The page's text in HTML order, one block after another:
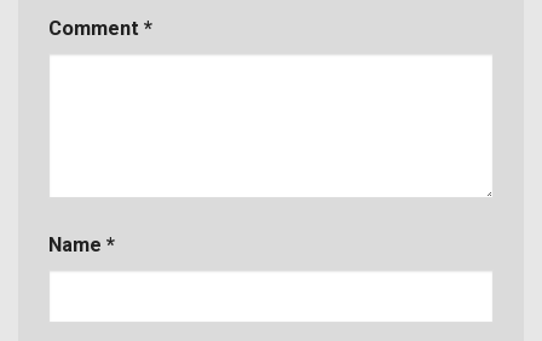
Comment *
Name *